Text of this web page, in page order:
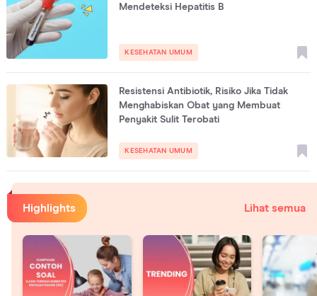
Mendeteksi Hepatitis B
KESEHATAN UMUM
Resistensi Antibiotik, Risiko Jika Tidak
Menghabiskan Obat yang Membuat
Penyakit Sulit Terobati
KESEHATAN UMUM
Highlights Lihat semua